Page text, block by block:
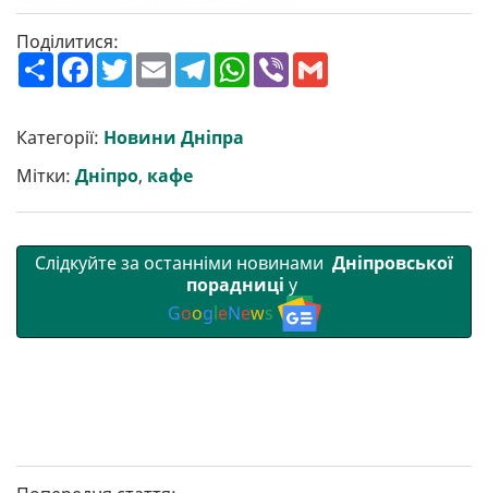
Поділитися:
П
о
р
и
т
и
F
a
b
o
o
k
T
w
t
e
r
E
m
l
T
e
g
r
W
h
V
Категорії: Новини Дніпра
Мітки: Дніпро, кафе
Слідкуйте за останніми новинами Дніпровської
порадниці у
GoogleNews